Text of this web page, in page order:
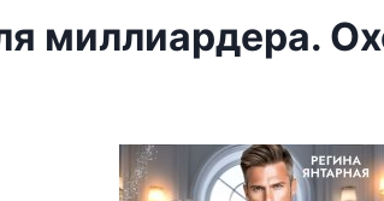
миллиардера.